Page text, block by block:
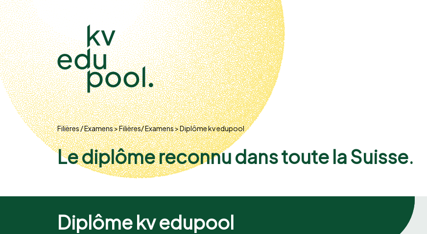
FR/ DE/ IT
Filières / Examens Filières/ Examens Diplôme kv edupool
Le diplôme reconnu dans toute la Suisse.
Diplôme kv edupool